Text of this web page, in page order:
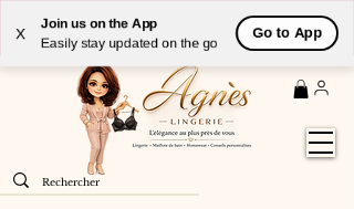
X
Join us on the App
Easily stay updated on the go
Go to App
Livraison GRATUITE(à partir de 59€) à domicile par
Colissimo en France métropolitaine